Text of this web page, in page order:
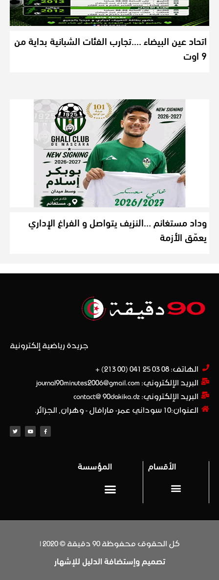
اتحاد عين البيضاء ….تجارب الفئات الشبانية بداية من
9 اوت
وداد مستغانم …النزيف يتواصل و الفراغ الإداري
يعمّق الأزمة
جريدة رياضية إلكترونية
الهاتف: 08 03 25 041 (00 213) +​
البريد الإلكتروني: journal90minutes2006@gmail.com
البريد الإلكتروني: contact@ 90dakika.dz
العنوان:10 سوداني عمر- مارافال - وهران, الجزائر.
الأقسام المؤسسة
كل الحقوق محفوظة 90 دقيقة © 2020 |
تصميم وإستضافة الدليل للإشهار